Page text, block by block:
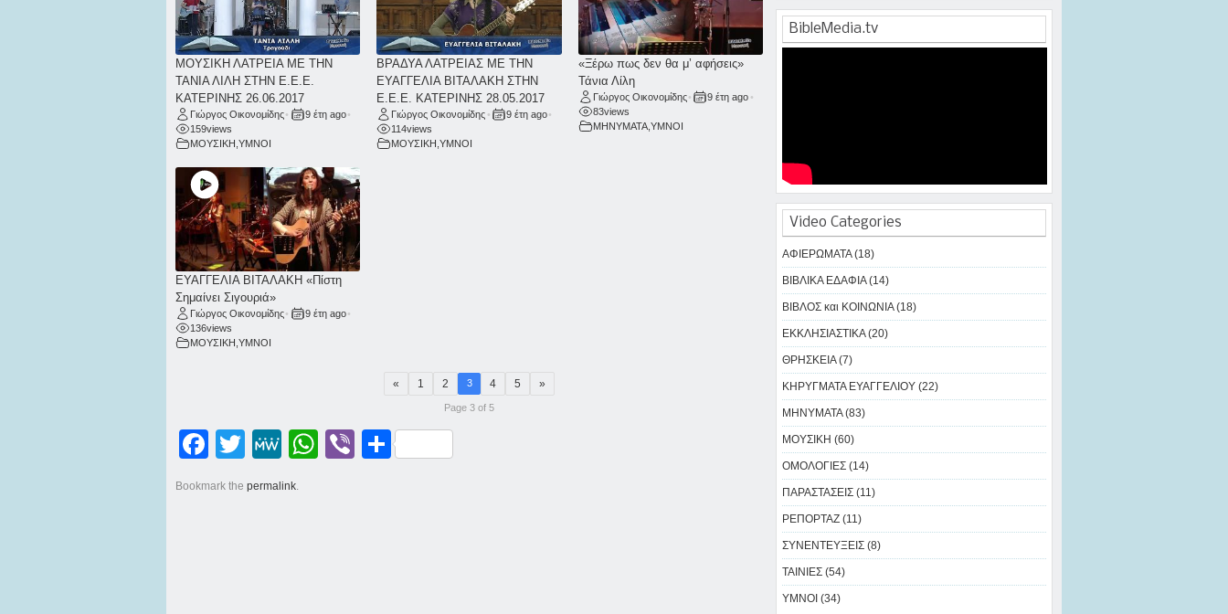
ΜΟΥΣΙΚΗ ΛΑΤΡΕΙΑ ΜΕ ΤΗΝ
ΤΑΝΙΑ ΛΙΛΗ ΣΤΗΝ Ε.Ε.Ε.
ΚΑΤΕΡΙΝΗΣ 26.06.2017
Γιώργος Οικονομίδης• 9 έτη ago•
159views
ΜΟΥΣΙΚΗ ΥΜΝΟΙ
ΒΡΑΔΥΑ ΛΑΤΡΕΙΑΣ ΜΕ ΤΗΝ
ΕΥΑΓΓΕΛΙΑ ΒΙΤΑΛΑΚΗ ΣΤΗΝ
Ε.Ε.Ε. ΚΑΤΕΡΙΝΗΣ 28.05.2017
Γιώργος Οικονομίδης • 9 έτη ago•
114views
ΜΟΥΣΙΚΗ ,ΥΜΝΟΙ
«Ξέρω πως δεν θα μ’ αφήσεις»
Τάνια Λίλη
Γιώργος Οικονομίδης• 9 έτη ago •
83views
ΜΗΝΥΜΑΤΑ, ΥΜΝΟΙ
ΕΥΑΓΓΕΛΙΑ ΒΙΤΑΛΑΚΗ «Πίστη
Σημαίνει Σιγουριά»
Γιώργος Οικονομίδης• 9 έτη ago•
136views
ΜΟΥΣΙΚΗ ΥΜΝΟΙ
« 1 2 3 4 5 »
Page 3 of 5
Facebook Twitter MeWe WhatsAppViber Μοιραστείτε
Bookmark the permalink.
BibleMedia.tv
Video Categories
ΑΦΙΕΡΩΜΑΤΑ (18)
ΒΙΒΛΙΚΑ ΕΔΑΦΙΑ (14)
ΒΙΒΛΟΣ και ΚΟΙΝΩΝΙΑ (18)
ΕΚΚΛΗΣΙΑΣΤΙΚΑ (20)
ΘΡΗΣΚΕΙΑ (7)
ΚΗΡΥΓΜΑΤΑ ΕΥΑΓΓΕΛΙΟΥ (22)
ΜΗΝΥΜΑΤΑ (83)
ΜΟΥΣΙΚΗ (60)
ΟΜΟΛΟΓΙΕΣ (14)
ΠΑΡΑΣΤΑΣΕΙΣ (11)
ΡΕΠΟΡΤΑΖ (11)
ΣΥΝΕΝΤΕΥΞΕΙΣ (8)
ΤΑΙΝΙΕΣ (54)
ΥΜΝΟΙ (34)